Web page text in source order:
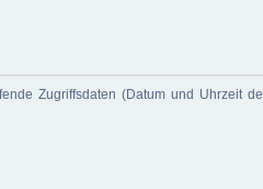
Zugriffsdaten (Datum und Uhrzeit